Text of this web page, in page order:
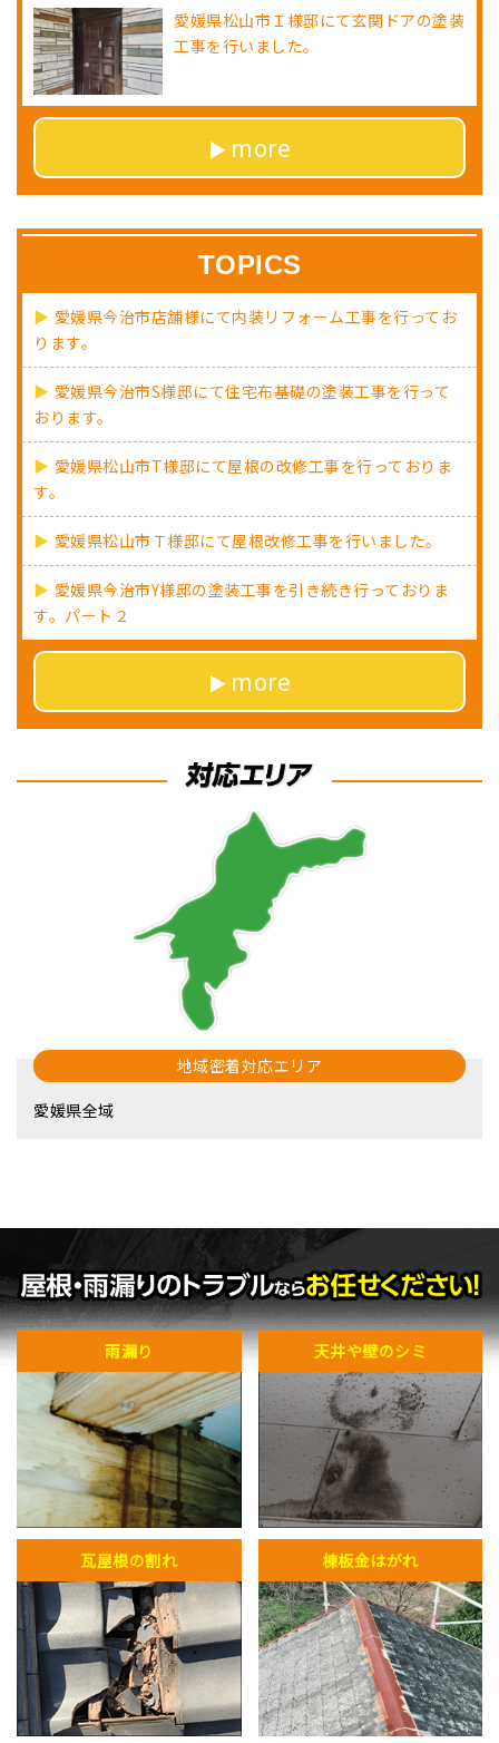
愛媛県松山市Ｉ様邸にて玄関ドアの塗装
工事を行いました。
more
TOPICS
愛媛県今治市店舗様にて内装リフォーム工事を行ってお
ります。
愛媛県今治市S様邸にて住宅布基礎の塗装工事を行って
おります。
愛媛県松山市T様邸にて屋根の改修工事を行っておりま
す。
愛媛県松山市Ｔ様邸にて屋根改修工事を行いました。
愛媛県今治市Y様邸の塗装工事を引き続き行っておりま
す。パート２
more
地域密着対応エリア
愛媛県全域
雨漏り 天井や壁のシミ
瓦屋根の割れ 棟板金はがれ